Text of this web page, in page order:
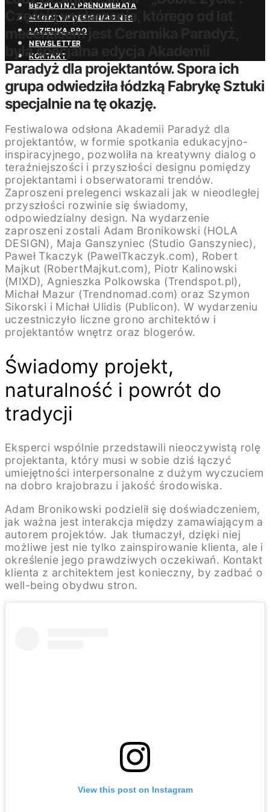
BEZPŁATNA PRENUMERATA
MAGAZYN DESIGN/BIZNES
ŁAZIENKA.PRO
NEWSLETTER
KONTAKT
Częścią wydarzenia, którego od lat
mecenasem jest Ceramika Paradyż,
była specjalna edycja Akademii
Paradyż dla projektantów. Spora ich
grupa odwiedziła łódzką Fabrykę Sztuki
specjalnie na tę okazję.
Festiwalowa odsłona Akademii Paradyż dla
projektantów, w formie spotkania edukacyjno-
inspiracyjnego, pozwoliła na kreatywny dialog o
teraźniejszości i przyszłości designu pomiędzy
projektantami i obserwatorami trendów.
Zaproszeni prelegenci wskazali jak w nieodległej
przyszłości rozwinie się świadomy,
odpowiedzialny design. Na wydarzenie
zaproszeni zostali Adam Bronikowski (HOLA
DESIGN), Maja Ganszyniec (Studio Ganszyniec),
Paweł Tkaczyk (PawelTkaczyk.com), Robert
Majkut (RobertMajkut.com), Piotr Kalinowski
(MIXD), Agnieszka Polkowska (Trendspot.pl),
Michał Mazur (Trendnomad.com) oraz Szymon
Sikorski i Michał Ulidis (Publicon). W wydarzeniu
uczestniczyło liczne grono architektów i
projektantów wnętrz oraz blogerów.
Świadomy projekt,
naturalność i powrót do
tradycji
Eksperci wspólnie przedstawili nieoczywistą rolę
projektanta, który musi w sobie dziś łączyć
umiejętności interpersonalne z dużym wyczuciem
na dobro krajobrazu i jakość środowiska.
Adam Bronikowski podzielił się doświadczeniem,
jak ważna jest interakcja między zamawiającym a
autorem projektów. Jak tłumaczył, dzięki niej
możliwe jest nie tylko zainspirowanie klienta, ale i
określenie jego prawdziwych oczekiwań. Kontakt
klienta z architektem jest konieczny, by zadbać o
well-being obydwu stron.
View this post on Instagram